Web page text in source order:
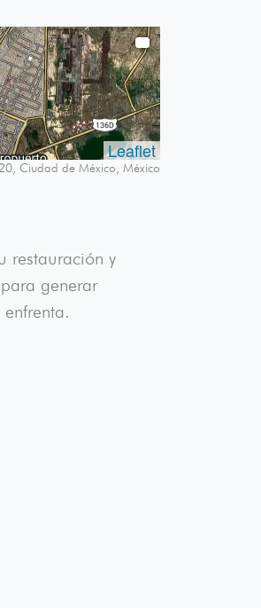
Leaflet
Ciudad de México, México
restauración y
generar